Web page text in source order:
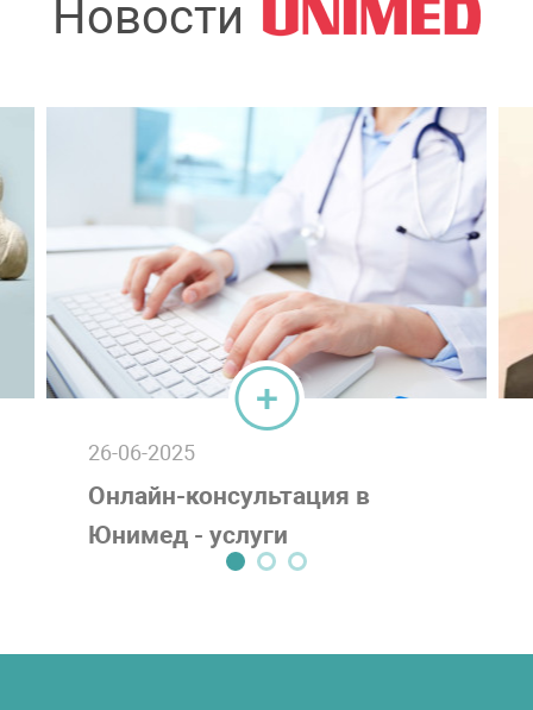
Новости
26-06-2025
Онлайн-консультация в
Юнимед - услуги
телемедицины в